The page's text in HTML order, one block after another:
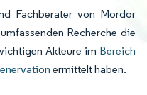
Fachberater von Mordor
Recherche die
Akteure im Bereich
ermittelt haben.